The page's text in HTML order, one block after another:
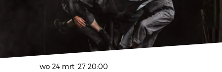
wo 24 mrt ’27 20:00